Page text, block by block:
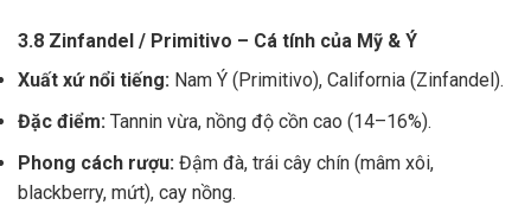
3.8 Zinfandel / Primitivo – Cá tính của Mỹ & Ý
Xuất xứ nổi tiếng: Nam Ý (Primitivo), California (Zinfandel).
Đặc điểm: Tannin vừa, nồng độ cồn cao (14–16%).
Phong cách rượu: Đậm đà, trái cây chín (mâm xôi,
blackberry, mứt), cay nồng.